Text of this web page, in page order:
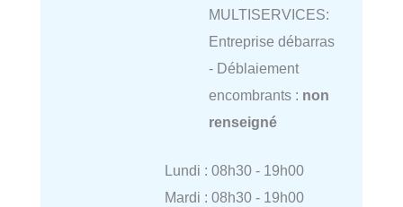
MULTISERVICES:
Entreprise débarras
- Déblaiement
encombrants : non
renseigné
Lundi : 08h30 - 19h00
Mardi : 08h30 - 19h00